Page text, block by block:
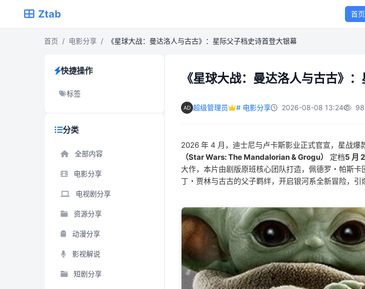
Ztab 首页
首页 / 电影分享 / 《星球大战：曼达洛人与古古》：星际父子档史诗首登大银幕
快捷操作
标签
分类
全部内容
电影分享
电视剧分享
资源分享
动漫分享
影视解说
短剧分享
《星球大战：曼达洛人与古古》
超级管理员 # 电影分享 2026-08-08 13:24
2026 年 4 月，迪士尼与卢卡斯影业正式官宣，星战
（Star Wars: The Mandalorian & Grogu）
定档5 月
大作，本片由剧版原班核心团队打造，佩德罗・帕斯
丁・贾林与古古的父子羁绊，开启银河系全新冒险，引